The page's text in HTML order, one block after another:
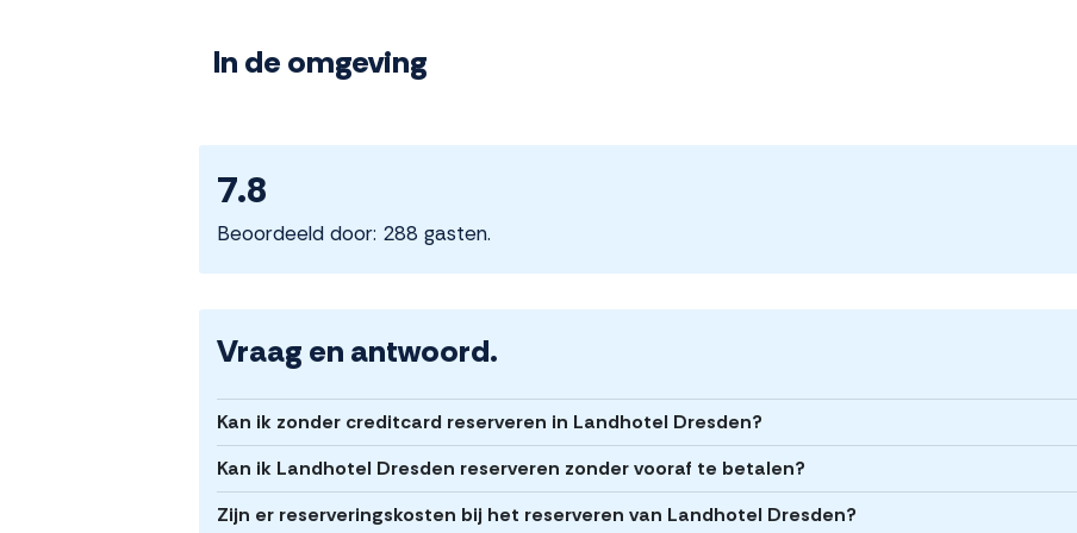
In de omgeving
7.8
Beoordeeld door: 288 gasten.
Vraag en antwoord.
Kan ik zonder creditcard reserveren in Landhotel Dresden?
Kan ik Landhotel Dresden reserveren zonder vooraf te betalen?
Zijn er reserveringskosten bij het reserveren van Landhotel Dresden?